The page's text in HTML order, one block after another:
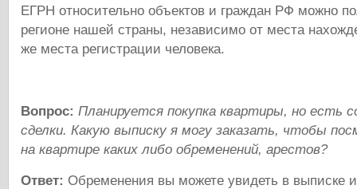
ЕГРН относительно объектов и граждан РФ можно
регионе нашей страны, независимо от места
же места регистрации человека.
Вопрос: Планируется покупка квартиры, но есть
сделки. Какую выписку я могу заказать, чтобы
на квартире каких либо обременений, арестов?
Ответ: Обременения вы можете увидеть в выписке